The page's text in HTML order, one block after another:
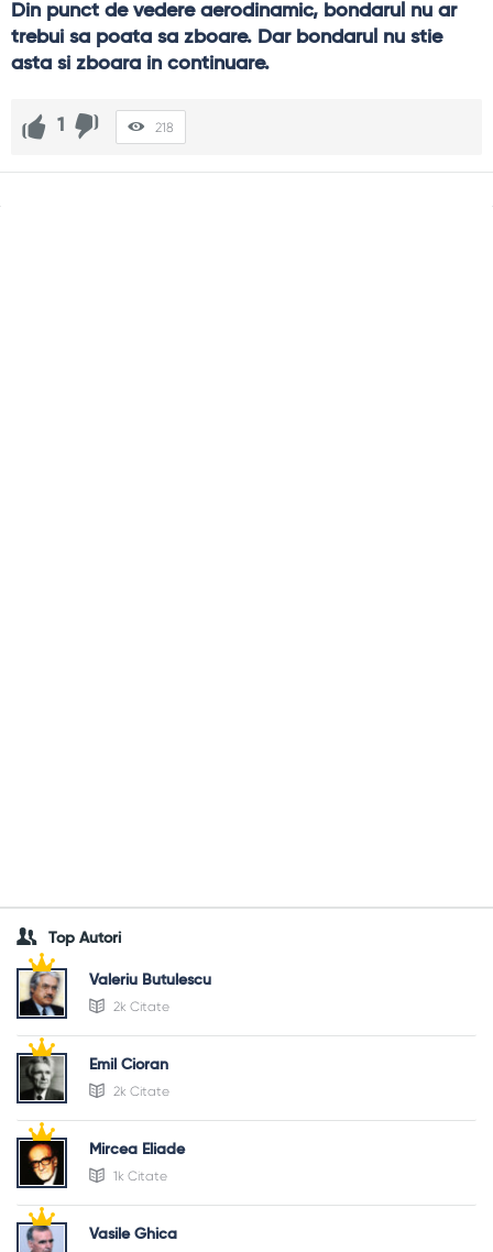
Din punct de vedere aerodinamic, bondarul nu ar
trebui sa poata sa zboare. Dar bondarul nu stie
asta si zboara in continuare.
1 218
Top Autori
Valeriu Butulescu
2k Citate
Emil Cioran
2k Citate
Mircea Eliade
1k Citate
Vasile Ghica